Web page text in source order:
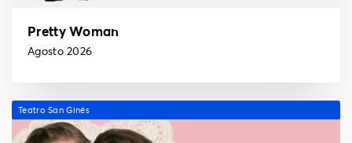
Pretty Woman
Agosto 2026
Teatro San Ginés